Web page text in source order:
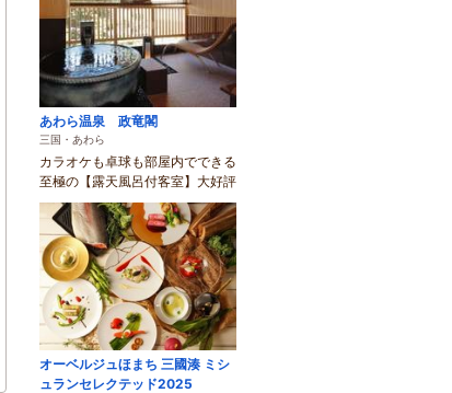
火 水
8/18
○
8/19
○
8/20
あわら温泉 政竜閣
三国・あわら
カラオケも卓球も部屋内でできる
至極の【露天風呂付客室】大好評
オーベルジュほまち 三國湊 ミシ
ュランセレクテッド2025